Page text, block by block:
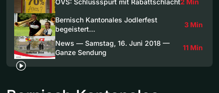
Bernisch Kantonales Jodlerfest
begeistert…
3 Min
News — Samstag, 16. Juni 2018 —
Ganze Sendung
11 Min